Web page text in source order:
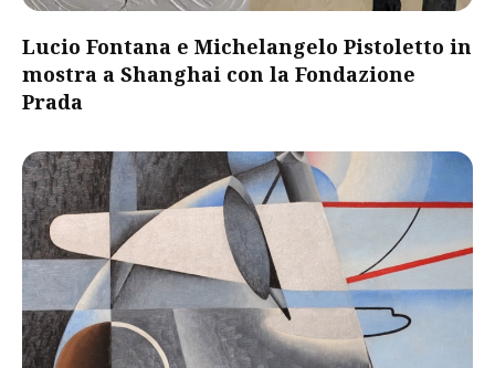
Lucio Fontana e Michelangelo Pistoletto in
mostra a Shanghai con la Fondazione
Prada